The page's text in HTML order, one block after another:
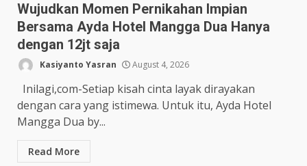
Wujudkan Momen Pernikahan Impian
Bersama Ayda Hotel Mangga Dua Hanya
dengan 12jt saja
Kasiyanto Yasran August 4, 2026
Inilagi,com-Setiap kisah cinta layak dirayakan
dengan cara yang istimewa. Untuk itu, Ayda Hotel
Mangga Dua by...
Read More